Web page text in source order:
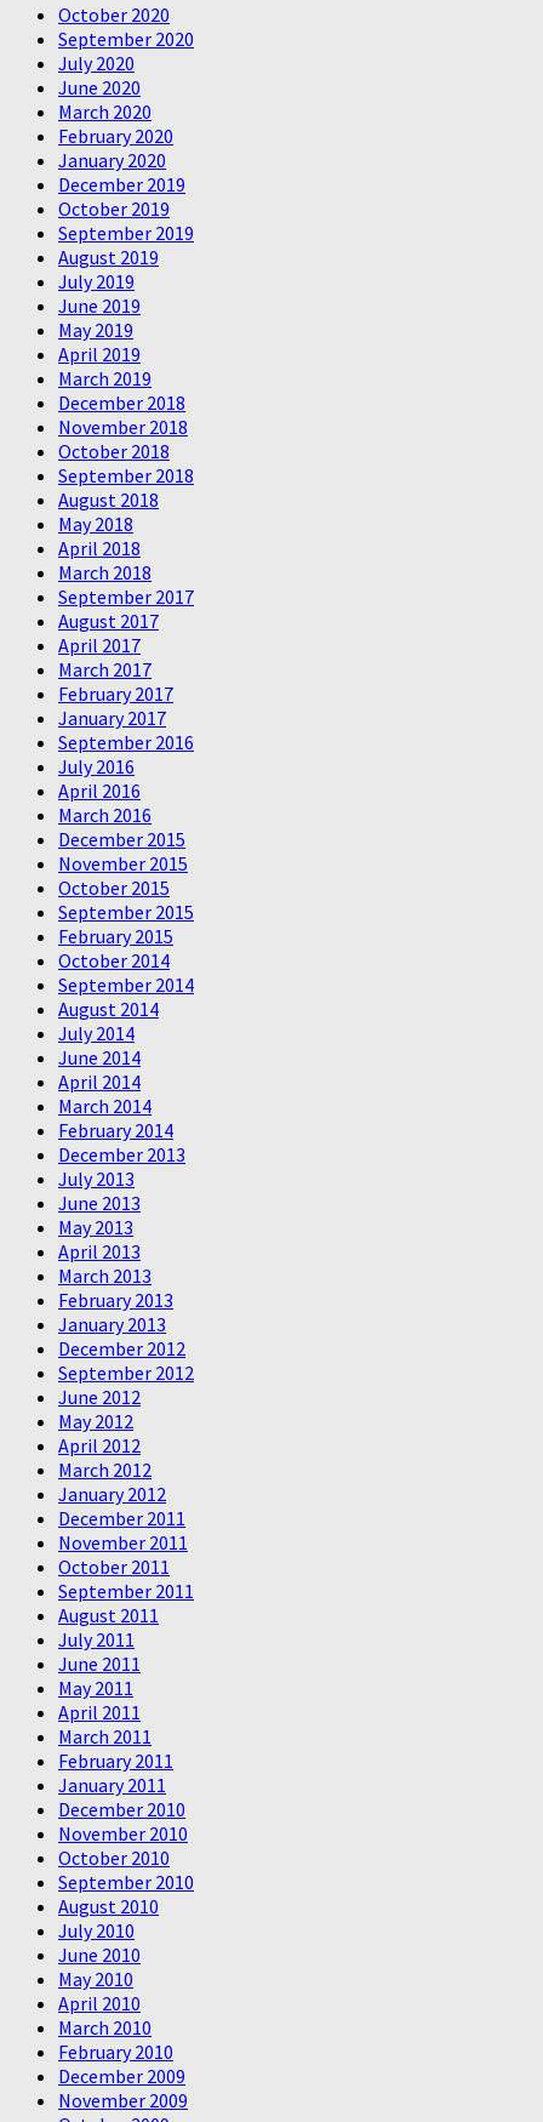
October 2020
September 2020
July 2020
June 2020
March 2020
February 2020
January 2020
December 2019
October 2019
September 2019
August 2019
July 2019
June 2019
May 2019
April 2019
March 2019
December 2018
November 2018
October 2018
September 2018
August 2018
May 2018
April 2018
March 2018
September 2017
August 2017
April 2017
March 2017
February 2017
January 2017
September 2016
July 2016
April 2016
March 2016
December 2015
November 2015
October 2015
September 2015
February 2015
October 2014
September 2014
August 2014
July 2014
June 2014
April 2014
March 2014
February 2014
December 2013
July 2013
June 2013
May 2013
April 2013
March 2013
February 2013
January 2013
December 2012
September 2012
June 2012
May 2012
April 2012
March 2012
January 2012
December 2011
November 2011
October 2011
September 2011
August 2011
July 2011
June 2011
May 2011
April 2011
March 2011
February 2011
January 2011
December 2010
November 2010
October 2010
September 2010
August 2010
July 2010
June 2010
May 2010
April 2010
March 2010
February 2010
December 2009
November 2009